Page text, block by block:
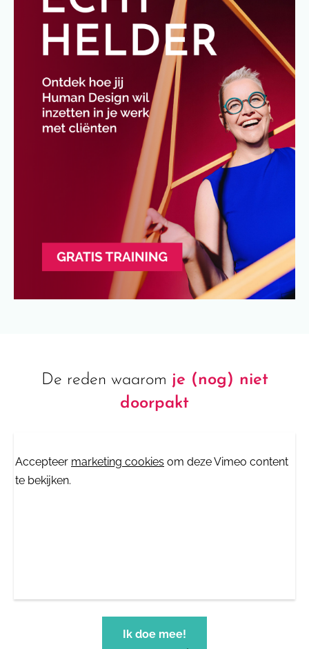
De reden waarom je (nog) niet
doorpakt
⋯
Accepteer marketing cookies om deze Vimeo content
te bekijken.
Ik doe mee!